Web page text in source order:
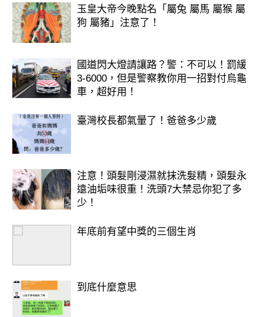
玉皇大帝今晚點名「屬兔 屬馬 屬猴 屬
狗 屬豬」注意了！
國道閃大燈請讓路？警：不可以！罰緩
3-6000，但是警察教你用一招對付烏龜
車，超好用！
臺灣校長都氣暈了！爸爸多少歲
注意！頭髮剛浸濕就抹洗髮精，頭髮永
遠油垢味很重！洗頭7大禁忌你犯了多
少！
年底前有望中獎的三個生肖
到底什麼意思